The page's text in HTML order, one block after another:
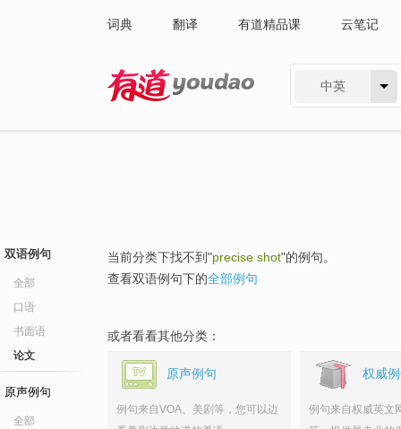
词典 翻译 有道精品课 云笔记
中英
双语例句
全部
口语
书面语
论文
原声例句
全部
当前分类下找不到"precise shot"的例句。
查看双语例句下的全部例句
或者看看其他分类：
原声例句
例句来自VOA、美剧等，您可以边
权威
例句来自权威英文